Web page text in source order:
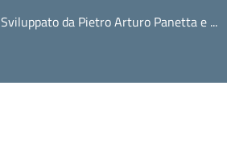
Sviluppato da Pietro Arturo Panetta e ...